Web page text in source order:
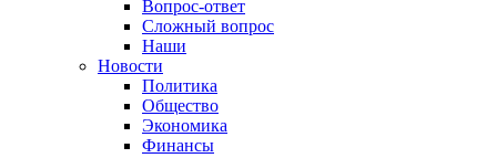
Вопрос-ответ
Сложный вопрос
Наши
Новости
Политика
Общество
Экономика
Финансы